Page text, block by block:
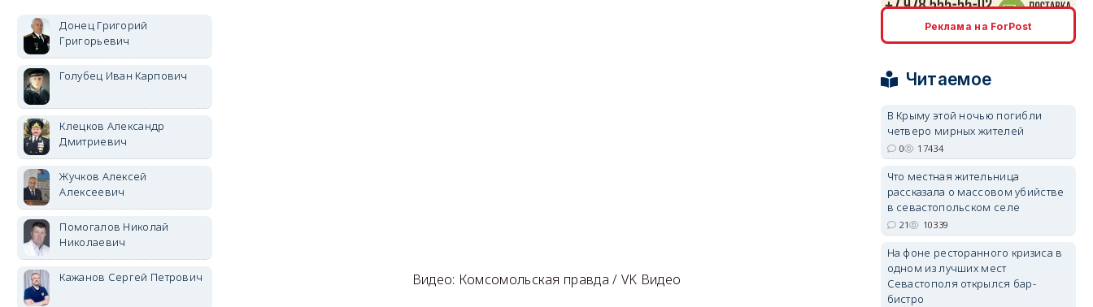
Видео: Комсомольская правда / VK Видео
Донец Григорий
Григорьевич
Голубец Иван Карпович
Клецков Александр
Дмитриевич
Жучков Алексей
Алексеевич
Помогалов Николай
Николаевич
Кажанов Сергей Петрович
erid: 2SDnjdPjgYS
erid: 2SDnjdvhGXG
Реклама на ForPost
Читаемое
В Крыму этой ночью погибли
четверо мирных жителей
0 17434
Что местная жительница
рассказала о массовом убийстве
в севастопольском селе
21 10339
На фоне ресторанного кризиса в
одном из лучших мест
Севастополя открылся бар-
бистро